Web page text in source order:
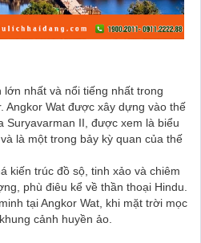
lớn nhất và nổi tiếng nhất trong
Angkor Wat được xây dựng vào thế
Suryavarman II, được xem là biểu
là một trong bảy kỳ quan của thế
kiến trúc đồ sộ, tinh xảo và chiêm
phù điêu kể về thần thoại Hindu.
tại Angkor Wat, khi mặt trời mọc
cảnh huyền ảo.